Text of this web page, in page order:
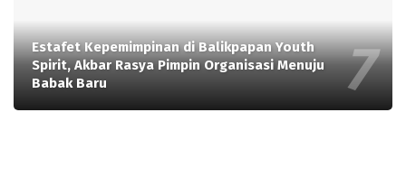
Estafet Kepemimpinan di Balikpapan Youth
Spirit, Akbar Rasya Pimpin Organisasi Menuju
Babak Baru